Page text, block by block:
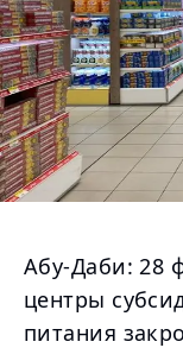
Абу-Даби: 28
центры
питания